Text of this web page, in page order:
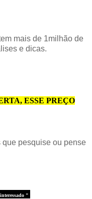
mais de 1milhão de
e dicas.
ESSE PREÇO
que pesquise ou pense
"